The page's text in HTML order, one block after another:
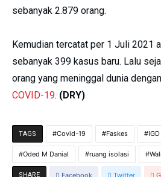
sebanyak 2.879 orang.
Kemudian tercatat per 1 Juli 2021
sebanyak 399 kasus baru. Lalu
orang yang meninggal dunia
COVID-19. (DRY)
TAGS Covid-19 Faskes IGD
Oded M Danial ruang isolasi
SHARE Facebook Twitter